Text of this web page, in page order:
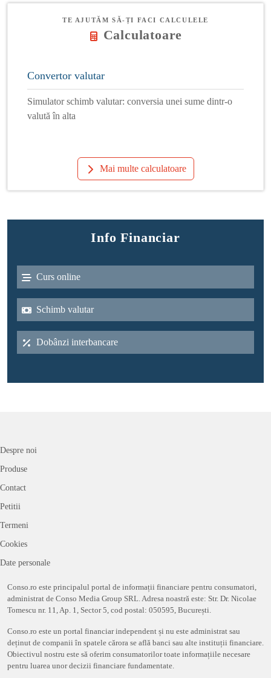
TE AJUTĂM SĂ-ȚI FACI CALCULELE
Calculatoare
Convertor valutar
Simulator schimb valutar: conversia unei sume dintr-o
valută în alta
Mai multe calculatoare
Info Financiar
Curs online
Schimb valutar
Dobânzi interbancare
Despre noi
Produse
Contact
Petitii
Termeni
Cookies
Date personale
Conso.ro este principalul portal de informații financiare pentru consumatori,
administrat de Conso Media Group SRL. Adresa noastră este: Str. Dr. Nicolae
Tomescu nr. 11, Ap. 1, Sector 5, cod postal: 050595, București.
Conso.ro este un portal financiar independent și nu este administrat sau
deținut de companii în spatele cărora se află banci sau alte instituții financiare.
Obiectivul nostru este să oferim consumatorilor toate informațiile necesare
pentru luarea unor decizii financiare fundamentate.